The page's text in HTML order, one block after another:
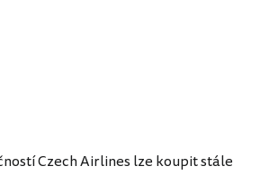
Czech Airlines lze koupit stále